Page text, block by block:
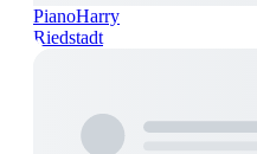
PianoHarry
Riedstadt